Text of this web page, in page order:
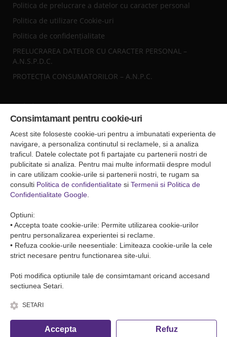
Politica de prelucrare a datelor cu caracter personal
Politica de utilizare Cookie-uri
Politica de confidențialitate
PRELUCRAREA DATELOR CU CARACTER PERSONAL –
A.N.S.P.D.C.
PROTECȚIA CONSUMATORILOR – A.N.P.C.
Sediul central
Falticeni ( Autogara Romfour )
str. Plutonier Ghiniţă nr.8, Fălticeni, judeţul Suceava
0040374557200
Condiții de Transport
Condițiile de transport colete
Condițiile de transport persone
© Copyright 2026 Romfour-Tur S.R.L. J22/2961/2018
Consimtamant pentru cookie-uri
Acest site foloseste cookie-uri pentru a imbunatati experienta de
navigare, a personaliza continutul si reclamele, si a analiza
traficul. Datele colectate pot fi partajate cu partenerii nostri de
publicitate si analiza. Pentru mai multe informatii despre modul
in care utilizam cookie-urile si partenerii nostri, te rugam sa
consulti Politica de confidentialitate si Termenii si Politica de
Confidentialitate Google
Optiuni:
• Accepta toate cookie-urile: Permite utilizarea cookie-urilor
pentru personalizarea experientei si reclame.
• Refuza cookie-urile neesentiale: Limiteaza cookie-urile la cele
strict necesare pentru functionarea site-ului.
Poti modifica optiunile tale de consimtamant oricand accesand
sectiunea Setari.
SETARI
Accepta Refuz